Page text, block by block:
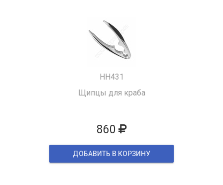
HH431
Щипцы для краба
860
ДОБАВИТЬ В КОРЗИНУ